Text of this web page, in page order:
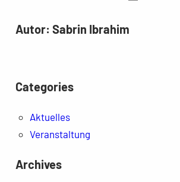
Autor: Sabrin Ibrahim
Categories
Aktuelles
Veranstaltung
Archives